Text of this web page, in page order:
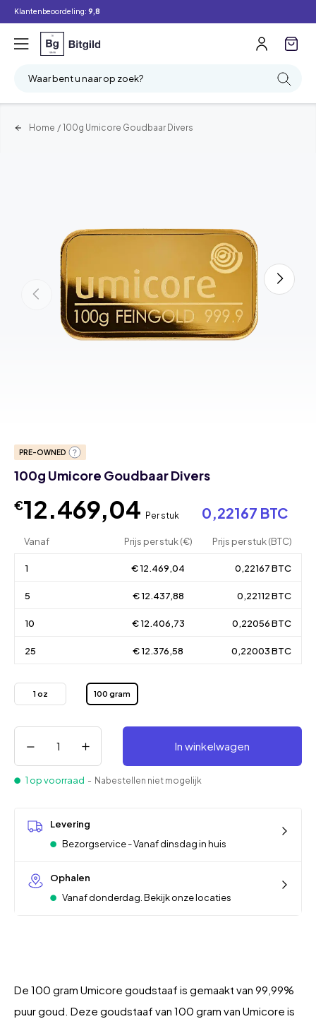
Klantenbeoordeling: 9,8
Waar bent u naar op zoek?
Home / 100g Umicore Goudbaar Divers
PRE-OWNED
100g Umicore Goudbaar Divers
€12.469,04 Per stuk 0,22167 BTC
Vanaf Prijs per stuk (€) Prijs per stuk (BTC)
1 € 12.469,04 0,22167 BTC
5 € 12.437,88 0,22112 BTC
10 € 12.406,73 0,22056 BTC
25 € 12.376,58 0,22003 BTC
1 oz 100 gram
In winkelwagen
1 op voorraad - Nabestellen niet mogelijk
Levering
Bezorgservice - Vanaf dinsdag in huis
Ophalen
Vanaf donderdag. Bekijk onze locaties
De 100 gram Umicore goudstaaf is gemaakt van 99,99%
puur goud. Deze goudstaaf van 100 gram van Umicore is